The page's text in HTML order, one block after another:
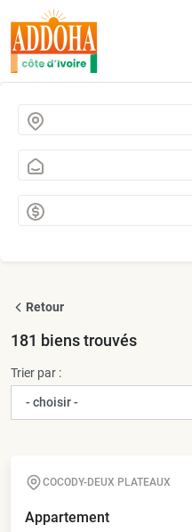
Aller au contenu principal
Retour
181 biens trouvés
Trier par :
COCODY-DEUX PLATEAUX
Appartement